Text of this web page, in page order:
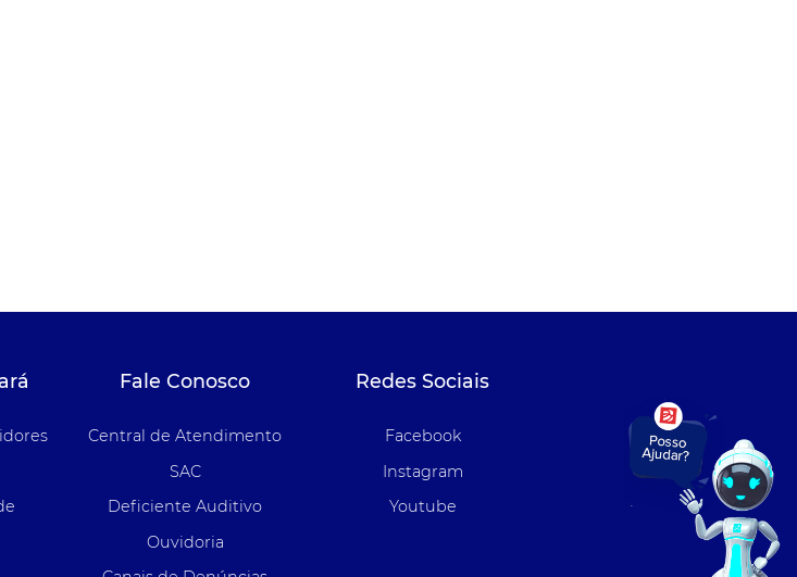
Fale Conosco
Central de Atendimento
SAC
Deficiente Auditivo
Ouvidoria
Redes Sociais
Facebook
Instagram
Youtube